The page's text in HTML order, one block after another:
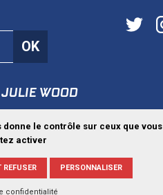
OK
JULIE WOOD
des cookies
le contrôle sur ceux que vous
activer
REFUSER PERSONNALISER
confidentialité